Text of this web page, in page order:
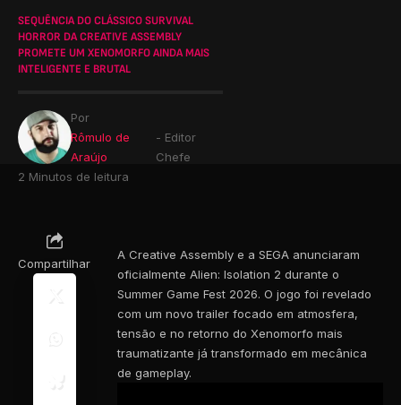
SEQUÊNCIA DO CLÁSSICO SURVIVAL
HORROR DA CREATIVE ASSEMBLY
PROMETE UM XENOMORFO AINDA MAIS
INTELIGENTE E BRUTAL
Por
Rômulo de
Araújo
- Editor
Chefe
2 Minutos de leitura
Compartilhar
A Creative Assembly e a SEGA anunciaram
oficialmente Alien: Isolation 2 durante o
Summer Game Fest 2026. O jogo foi revelado
com um novo trailer focado em atmosfera,
tensão e no retorno do Xenomorfo mais
traumatizante já transformado em mecânica
de gameplay.